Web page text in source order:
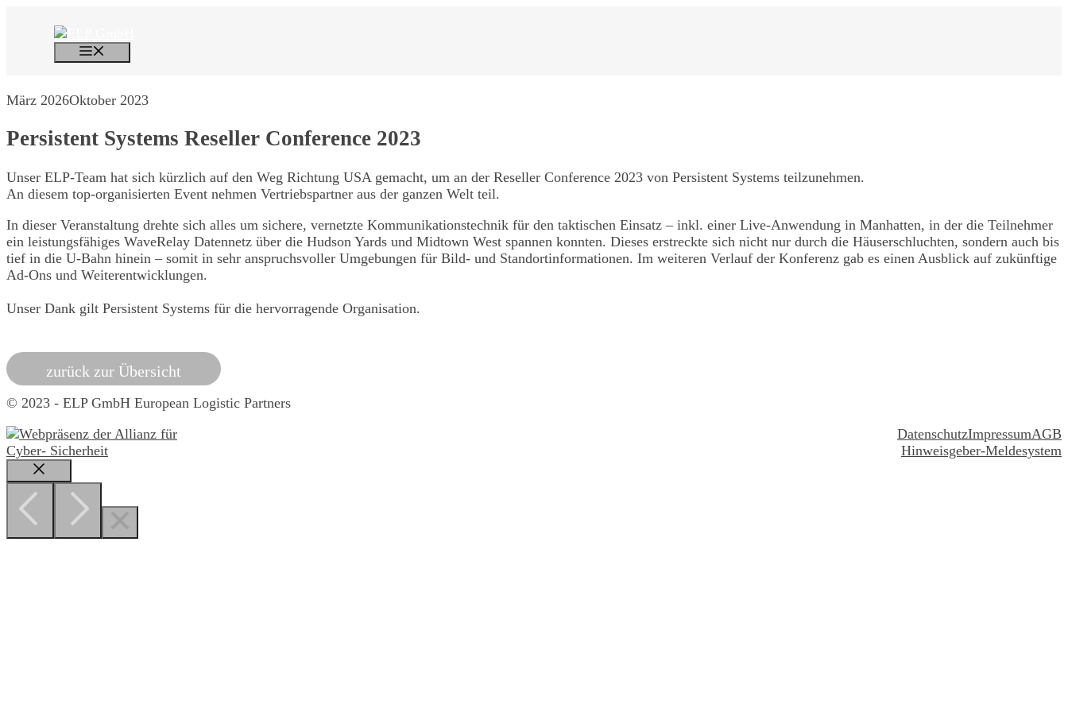
springen
März 2026Oktober 2023
Persistent Systems Reseller Conference 2023
Unser ELP-Team hat sich kürzlich auf den Weg Richtung USA gemacht, um an der Reseller Conference 2023 von Persistent Systems teilzunehmen.
An diesem top-organisierten Event nehmen Vertriebspartner aus der ganzen Welt teil.
In dieser Veranstaltung drehte sich alles um sichere, vernetzte Kommunikationstechnik für den taktischen Einsatz – inkl. einer Live-Anwendung in Manhatten, in der die Teilnehmer
ein leistungsfähiges WaveRelay Datennetz über die Hudson Yards und Midtown West spannen konnten. Dieses erstreckte sich nicht nur durch die Häuserschluchten, sondern auch bis
tief in die U-Bahn hinein – somit in sehr anspruchsvoller Umgebungen für Bild- und Standortinformationen. Im weiteren Verlauf der Konferenz gab es einen Ausblick auf zukünftige
Ad-Ons und Weiterentwicklungen.
Unser Dank gilt Persistent Systems für die hervorragende Organisation.
zurück zur Übersicht
© 2023 - ELP GmbH European Logistic Partners
DatenschutzImpressumAGB
Hinweisgeber-Meldesystem
Schließen